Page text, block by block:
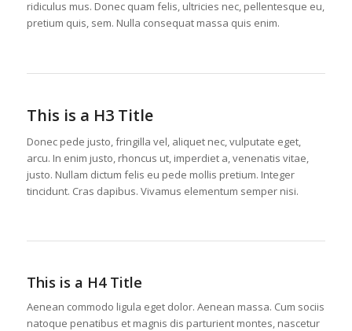
ridiculus mus. Donec quam felis, ultricies nec, pellentesque eu,
pretium quis, sem. Nulla consequat massa quis enim.
This is a H3 Title
Donec pede justo, fringilla vel, aliquet nec, vulputate eget,
arcu. In enim justo, rhoncus ut, imperdiet a, venenatis vitae,
justo. Nullam dictum felis eu pede mollis pretium. Integer
tincidunt. Cras dapibus. Vivamus elementum semper nisi.
This is a H4 Title
Aenean commodo ligula eget dolor. Aenean massa. Cum sociis
natoque penatibus et magnis dis parturient montes, nascetur